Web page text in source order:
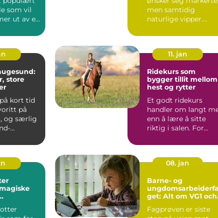
som vil
ut av en
men samtidig
naturlige vipper.
hverda...
store
kort tid
på
og særlig
11. jan
Ridekurs som
bygger tillit mellom
hest og rytter
Et godt ridekurs
handler om langt
enn å lære å sitte
riktig i salen. For
starten ...
08. jan
Barne- og
ungdomsarbeiderfa
get: Alt om VG1 och
Fagprøven er siste